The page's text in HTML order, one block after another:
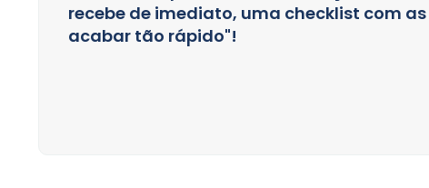
recebe de imediato, uma checklist com
acabar tão rápido"!